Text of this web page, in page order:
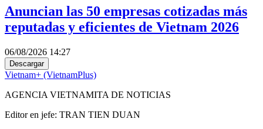
Anuncian las 50 empresas cotizadas más
reputadas y eficientes de Vietnam 2026
06/08/2026 14:27
Descargar
Vietnam+ (VietnamPlus)
AGENCIA VIETNAMITA DE NOTICIAS
Editor en jefe: TRAN TIEN DUAN